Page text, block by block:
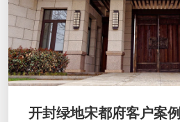
开封绿地宋都府客户案例